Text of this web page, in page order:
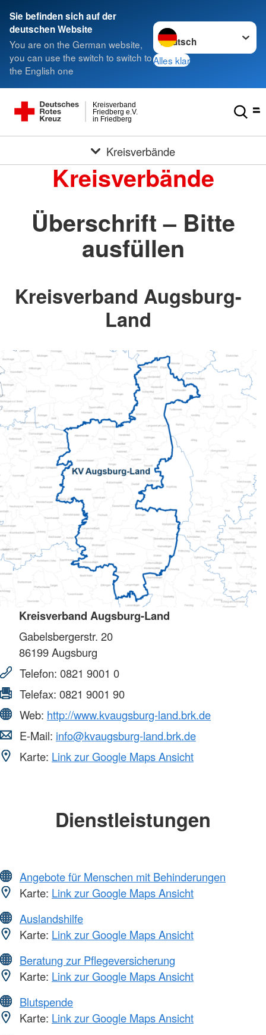
Sie befinden sich auf der
deutschen Website
You are on the German website,
you can use the switch to switch to
the English one
Sprache wechseln zu
Alles klar
in Friedberg
Friedberg e.V.
Kreisverband
Kreisverbände
Kreisverbände
Überschrift – Bitte
ausfüllen
Kreisverband Augsburg-
Land
Kreisverband Augsburg-Land
Gabelsbergerstr. 20
86199Augsburg
Telefon: 0821 9001 0
Telefax: 0821 9001 90
Web: http://www.kvaugsburg-land.brk.de
E-Mail: info@kvaugsburg-land.brk.de
Karte: Link zur Google Maps Ansicht
Dienstleistungen
Angebote für Menschen mit Behinderungen
Karte: Link zur Google Maps Ansicht
Auslandshilfe
Karte: Link zur Google Maps Ansicht
Beratung zur Pflegeversicherung
Karte: Link zur Google Maps Ansicht
Blutspende
Karte: Link zur Google Maps Ansicht